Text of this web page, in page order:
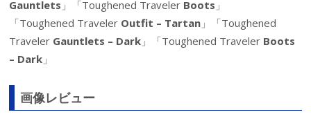
Gauntlets 」「Toughened Traveler Boots 」
「Toughened Traveler Outfit – Tartan 」「Toughened
Traveler Gauntlets – Dark 」「Toughened Traveler Boots
– Dark 」
画像レビュー